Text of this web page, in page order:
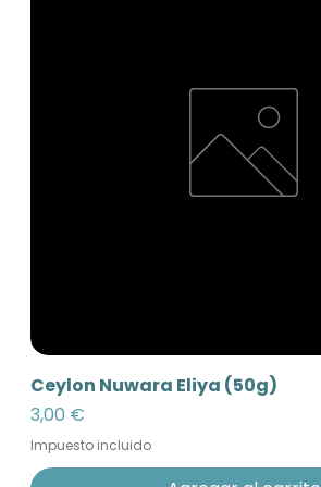
Ceylon Nuwara Eliya (50g)
Precio
3,00 €
Impuesto incluido